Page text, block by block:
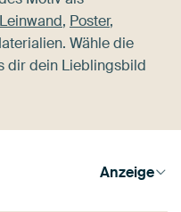
Leinwand, Poster,
Wähle die
dir dein Lieblingsbild
Anzeige